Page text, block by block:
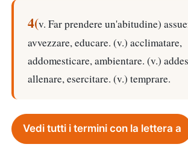
4(v. Far prendere un'abitudine)
avvezzare, educare. (v.) acclimatare,
addomesticare, ambientare. (v.)
allenare, esercitare. (v.) temprare.
Vedi tutti i termini con la lettera a